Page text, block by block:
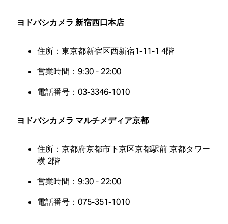
ヨドバシカメラ 新宿西口本店
住所：東京都新宿区西新宿1-11-1 4階
営業時間：9:30 - 22:00
電話番号：03-3346-1010
ヨドバシカメラ マルチメディア京都
住所：京都府京都市下京区京都駅前 京都タワー
横 2階
営業時間：9:30 - 22:00
電話番号：075-351-1010